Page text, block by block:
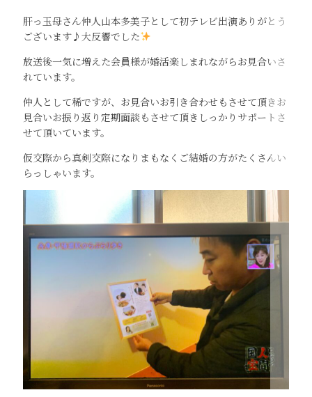
肝っ玉母さん仲人山本多美子として初テレビ出演ありがとう
ございます♪大反響でした
放送後一気に増えた会員様が婚活楽しまれながらお見合いさ
れています。
仲人として稀ですが、お見合いお引き合わせもさせて頂きお
見合いお振り返り定期面談もさせて頂きしっかりサポートさ
せて頂いています。
仮交際から真剣交際になりまもなくご結婚の方がたくさんい
らっしゃいます。